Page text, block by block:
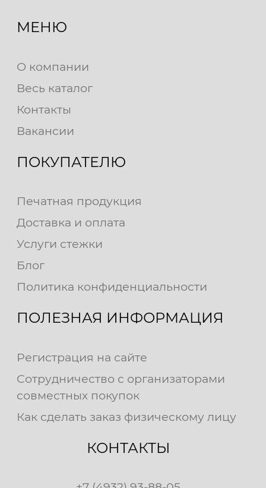
МЕНЮ
О компании
Весь каталог
Контакты
Вакансии
ПОКУПАТЕЛЮ
Печатная продукция
Доставка и оплата
Услуги стежки
Блог
Политика конфиденциальности
ПОЛЕЗНАЯ ИНФОРМАЦИЯ
Регистрация на сайте
Сотрудничество с организаторами
совместных покупок
Как сделать заказ физическому лицу
КОНТАКТЫ